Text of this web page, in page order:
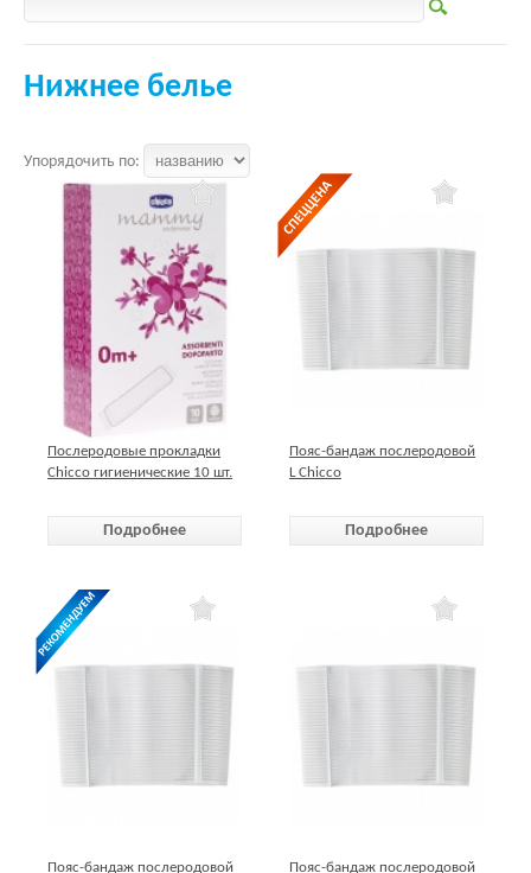
Нижнее белье
Упорядочить по:
Послеродовые прокладки
Chicco гигиенические 10 шт.
Подробнее
Пояс-бандаж послеродовой
L Chicco
Подробнее
Пояс-бандаж послеродовой Пояс-бандаж послеродовой